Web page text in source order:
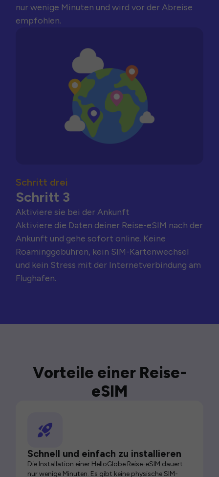
nur wenige Minuten und wird vor der Abreise
empfohlen.
Schritt drei
Schritt 3
Aktiviere sie bei der Ankunft
Aktiviere die Daten deiner Reise-eSIM nach der
Ankunft und gehe sofort online. Keine
Roaminggebühren, kein SIM-Kartenwechsel
und kein Stress mit der Internetverbindung am
Flughafen.
Vorteile einer Reise-
eSIM
Schnell und einfach zu installieren
Die Installation einer HelloGlobe Reise-eSIM dauert
nur wenige Minuten. Es gibt keine physische SIM-